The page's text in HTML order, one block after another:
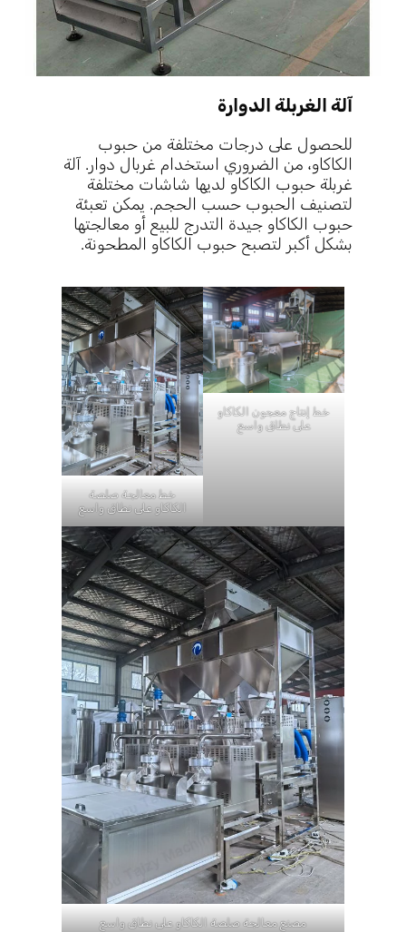
آلة الغربلة الدوارة
للحصول على درجات مختلفة من حبوب
الكاكاو، من الضروري استخدام غربال دوار. آلة
غربلة حبوب الكاكاو لديها شاشات مختلفة
لتصنيف الحبوب حسب الحجم. يمكن تعبئة
حبوب الكاكاو جيدة التدرج للبيع أو معالجتها
بشكل أكبر لتصبح حبوب الكاكاو المطحونة.
خط إنتاج معجون الكاكاو
على نطاق واسع
خط معالجة صلصة
الكاكاو على نطاق واسع
مصنع معالجة صلصة الكاكاو على نطاق واسع